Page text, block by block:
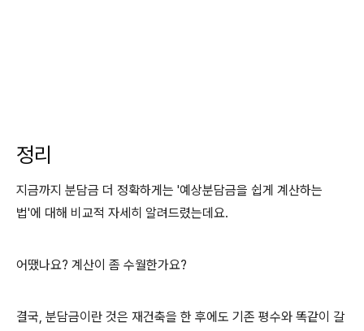
정리
지금까지 분담금 더 정확하게는 '예상분담금을 쉽게 계산하는
법'에 대해 비교적 자세히 알려드렸는데요.
어땠나요? 계산이 좀 수월한가요?
결국, 분담금이란 것은 재건축을 한 후에도 기존 평수와 똑같이 갈